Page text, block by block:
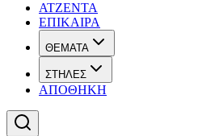
ΑΤΖΕΝΤΑ
ΕΠΙΚΑΙΡΑ
ΘΕΜΑΤΑ
ΣΤΗΛΕΣ
ΑΠΟΘΗΚΗ